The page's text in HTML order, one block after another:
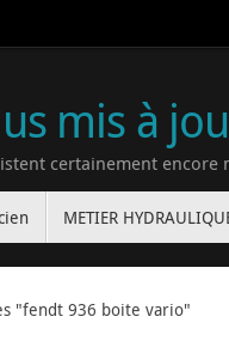
mis à
certainement
METIER
"fendt 936 boite vario"